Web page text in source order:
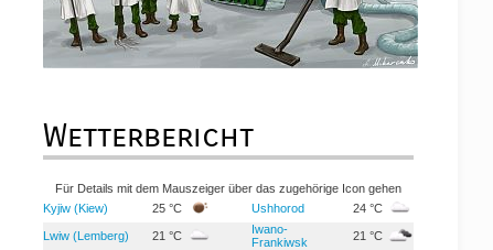
Wetterbericht
Für Details mit dem Mauszeiger über das zugehörige Icon gehen
Kyjiw (Kiew)
25 °C Ushhorod 24 °C
Lwiw (Lemberg) 21 °C
Iwano-
Frankiwsk
21 °C